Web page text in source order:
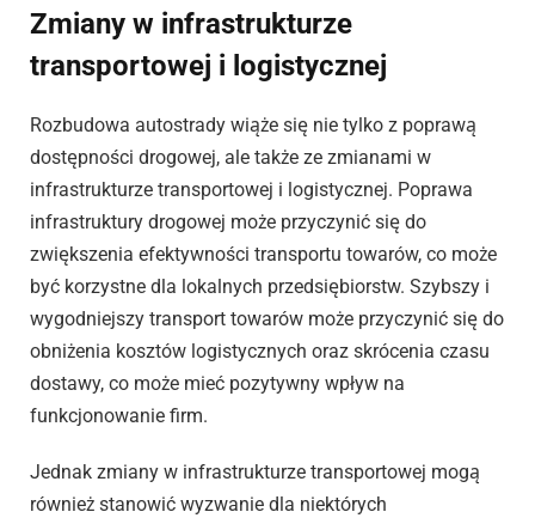
Zmiany w infrastrukturze
transportowej i logistycznej
Rozbudowa autostrady wiąże się nie tylko z poprawą
dostępności drogowej, ale także ze zmianami w
infrastrukturze transportowej i logistycznej. Poprawa
infrastruktury drogowej może przyczynić się do
zwiększenia efektywności transportu towarów, co może
być korzystne dla lokalnych przedsiębiorstw. Szybszy i
wygodniejszy transport towarów może przyczynić się do
obniżenia kosztów logistycznych oraz skrócenia czasu
dostawy, co może mieć pozytywny wpływ na
funkcjonowanie firm.
Jednak zmiany w infrastrukturze transportowej mogą
również stanowić wyzwanie dla niektórych